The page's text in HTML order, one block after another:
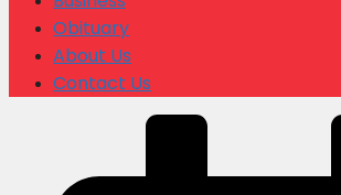
Obituary
About Us
Contact Us